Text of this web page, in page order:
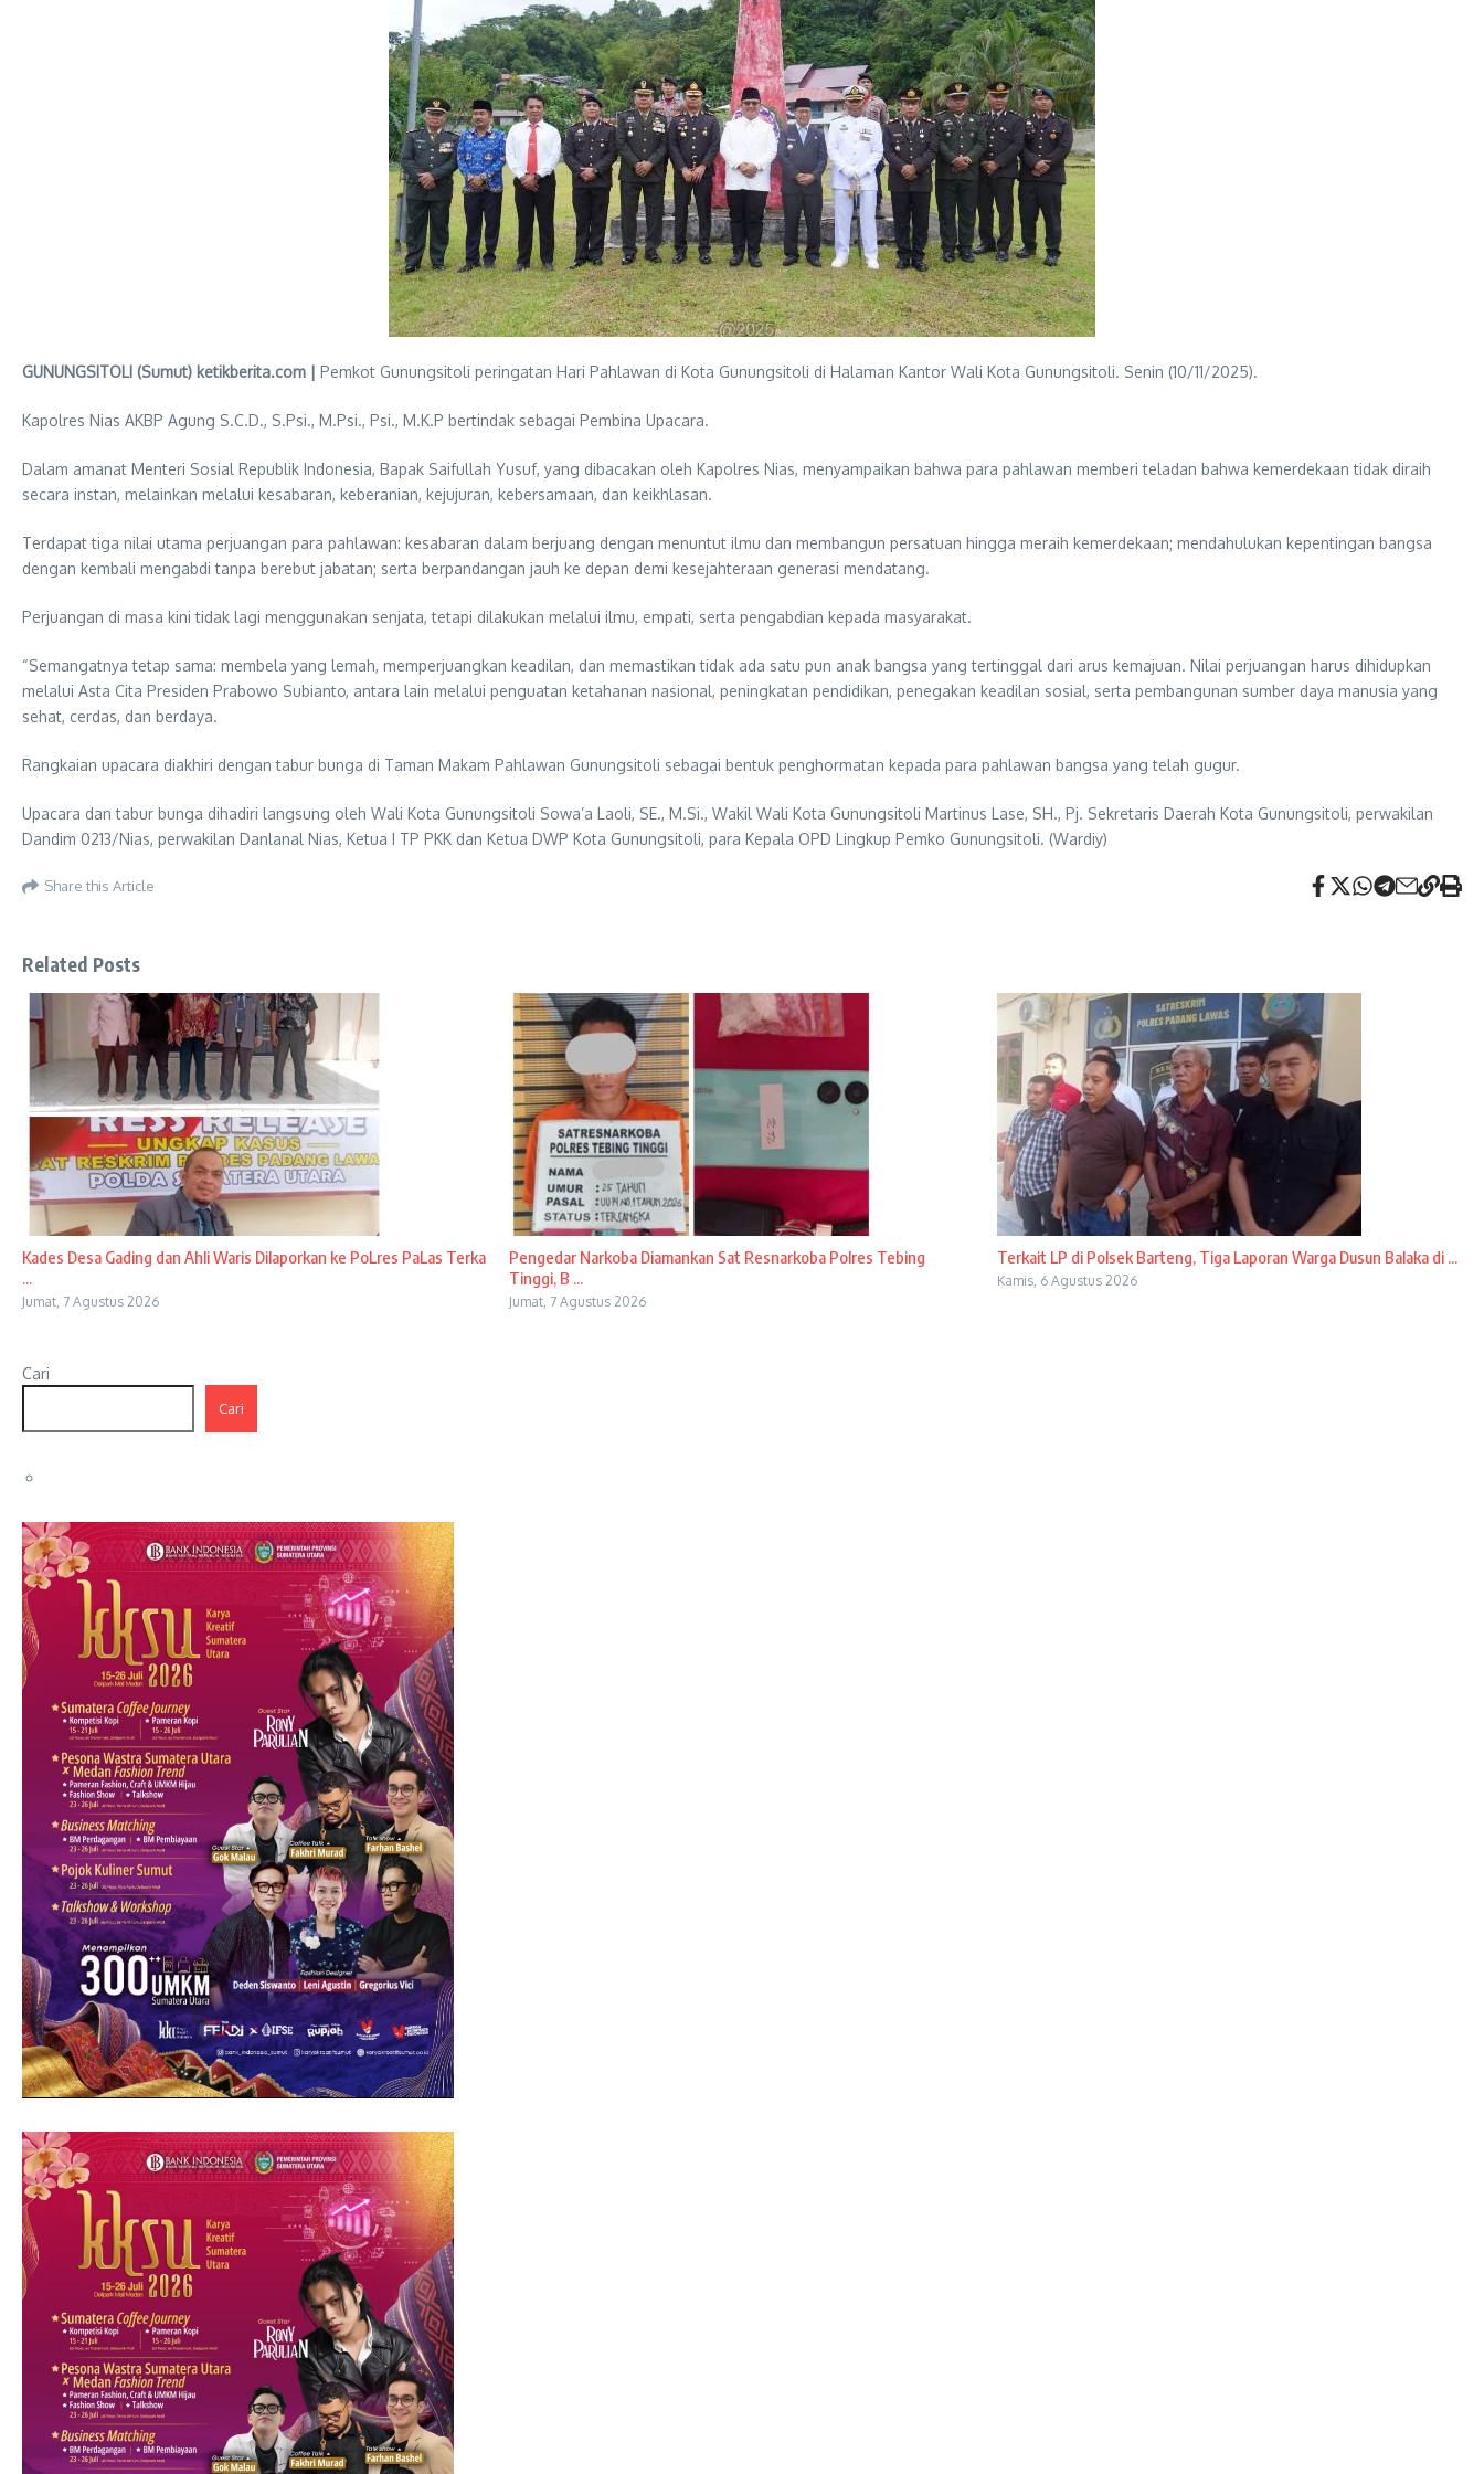
GUNUNGSITOLI (Sumut) ketikberita.com | Pemkot Gunungsitoli peringatan Hari Pahlawan di Kota Gunungsitoli di Halaman Kantor Wali Kota Gunungsitoli. Senin (10/11/2025).
Kapolres Nias AKBP Agung S.C.D., S.Psi., M.Psi., Psi., M.K.P bertindak sebagai Pembina Upacara.
Dalam amanat Menteri Sosial Republik Indonesia, Bapak Saifullah Yusuf, yang dibacakan oleh Kapolres Nias, menyampaikan bahwa para pahlawan memberi teladan bahwa kemerdekaan tidak diraih
secara instan, melainkan melalui kesabaran, keberanian, kejujuran, kebersamaan, dan keikhlasan.
Terdapat tiga nilai utama perjuangan para pahlawan: kesabaran dalam berjuang dengan menuntut ilmu dan membangun persatuan hingga meraih kemerdekaan; mendahulukan kepentingan bangsa
dengan kembali mengabdi tanpa berebut jabatan; serta berpandangan jauh ke depan demi kesejahteraan generasi mendatang.
Perjuangan di masa kini tidak lagi menggunakan senjata, tetapi dilakukan melalui ilmu, empati, serta pengabdian kepada masyarakat.
“Semangatnya tetap sama: membela yang lemah, memperjuangkan keadilan, dan memastikan tidak ada satu pun anak bangsa yang tertinggal dari arus kemajuan. Nilai perjuangan harus dihidupkan
melalui Asta Cita Presiden Prabowo Subianto, antara lain melalui penguatan ketahanan nasional, peningkatan pendidikan, penegakan keadilan sosial, serta pembangunan sumber daya manusia yang
sehat, cerdas, dan berdaya.
Rangkaian upacara diakhiri dengan tabur bunga di Taman Makam Pahlawan Gunungsitoli sebagai bentuk penghormatan kepada para pahlawan bangsa yang telah gugur.
Upacara dan tabur bunga dihadiri langsung oleh Wali Kota Gunungsitoli Sowa’a Laoli, SE., M.Si., Wakil Wali Kota Gunungsitoli Martinus Lase, SH., Pj. Sekretaris Daerah Kota Gunungsitoli, perwakilan
Dandim 0213/Nias, perwakilan Danlanal Nias, Ketua I TP PKK dan Ketua DWP Kota Gunungsitoli, para Kepala OPD Lingkup Pemko Gunungsitoli. (Wardiy)
Share this Article
Related Posts
Kades Desa Gading dan Ahli Waris Dilaporkan ke PoLres PaLas Terka
...
Jumat, 7 Agustus 2026
Pengedar Narkoba Diamankan Sat Resnarkoba Polres Tebing
Tinggi, B ...
Jumat, 7 Agustus 2026
Terkait LP di Polsek Barteng, Tiga Laporan Warga Dusun Balaka di ...
Kamis, 6 Agustus 2026
Cari
Cari